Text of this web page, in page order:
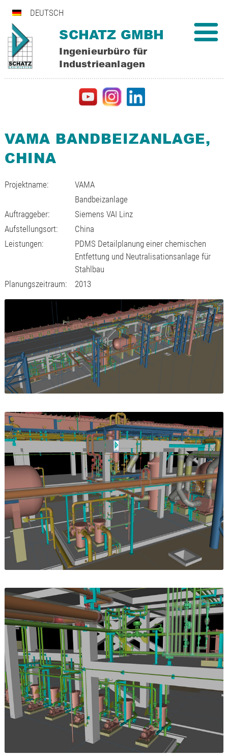
DEUTSCH
SCHATZ GMBH
Ingenieurbüro für
Industrieanlagen
VAMA BANDBEIZANLAGE,
CHINA
Projektname:
VAMA
Bandbeizanlage
Auftraggeber:
Siemens VAI Linz
Aufstellungsort:
China
Leistungen:
PDMS Detailplanung einer chemischen
Entfettung und Neutralisationsanlage für
Stahlbau
Planungszeitraum:
2013